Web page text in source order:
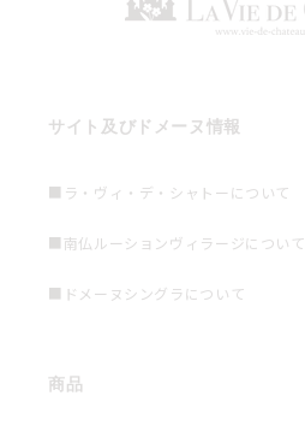
サイト及びドメーヌ情報
■ラ・ヴィ・デ・シャトーについて
■南仏ルーションヴィラージについて
■ドメーヌシングラについて
商品